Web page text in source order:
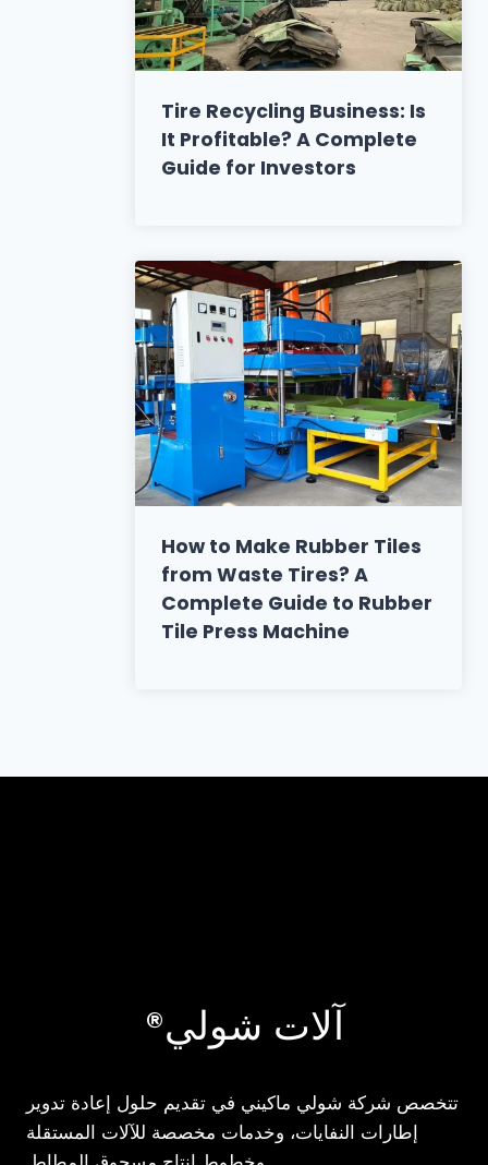
Tire Recycling Business: Is
It Profitable? A Complete
Guide for Investors
How to Make Rubber Tiles
from Waste Tires? A
Complete Guide to Rubber
Tile Press Machine
آلات شولي®
تتخصص شركة شولي ماكيني في تقديم حلول إعادة تدوير
إطارات النفايات، وخدمات مخصصة للآلات المستقلة